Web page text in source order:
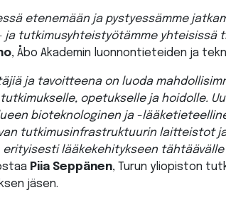
etenemään ja pystyessämme
tutkimusyhteistyötämme yhteisissä
, Åbo Akademin luonnontieteiden ja
ja tavoitteena on luoda
opetukselle ja hoidolle.
bioteknologinen ja -
tutkimusinfrastruktuurin laitteistot
erityisesti lääkekehitykseen
Piia Seppänen, Turun yliopiston
jäsen.